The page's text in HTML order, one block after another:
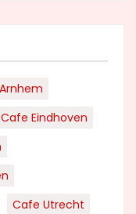
Cafe Eindhoven
Cafe Utrecht